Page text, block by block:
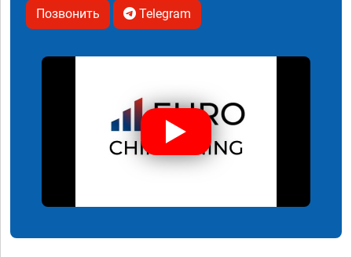
Позвонить Telegram